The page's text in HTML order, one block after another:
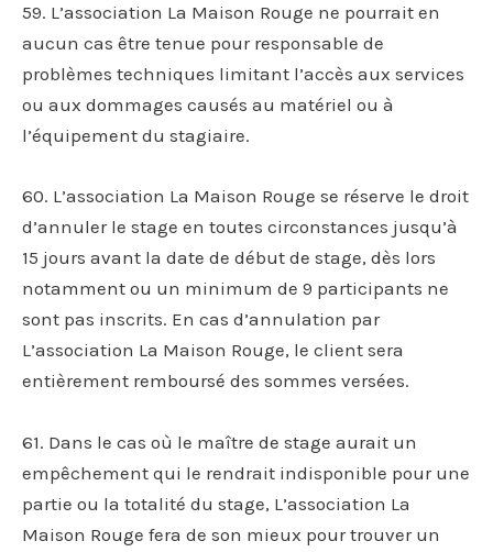
59. L’association La Maison Rouge ne pourrait en
aucun cas être tenue pour responsable de
problèmes techniques limitant l’accès aux services
ou aux dommages causés au matériel ou à
l’équipement du stagiaire.
60. L’association La Maison Rouge se réserve le droit
d’annuler le stage en toutes circonstances jusqu’à
15 jours avant la date de début de stage, dès lors
notamment ou un minimum de 9 participants ne
sont pas inscrits. En cas d’annulation par
L’association La Maison Rouge, le client sera
entièrement remboursé des sommes versées.
61. Dans le cas où le maître de stage aurait un
empêchement qui le rendrait indisponible pour une
partie ou la totalité du stage, L’association La
Maison Rouge fera de son mieux pour trouver un